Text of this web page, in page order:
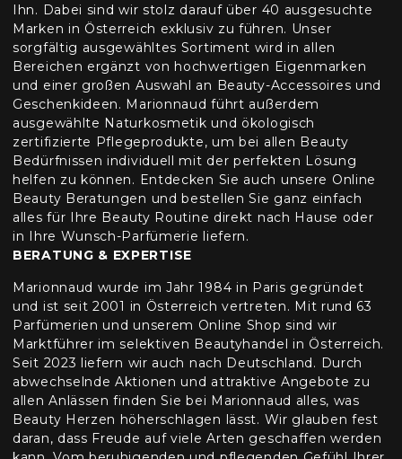
Ihn. Dabei sind wir stolz darauf über 40 ausgesuchte
Marken in Österreich exklusiv zu führen. Unser
sorgfältig ausgewähltes Sortiment wird in allen
Bereichen ergänzt von hochwertigen Eigenmarken
und einer großen Auswahl an Beauty-Accessoires und
Geschenkideen. Marionnaud führt außerdem
ausgewählte Naturkosmetik und ökologisch
zertifizierte Pflegeprodukte, um bei allen Beauty
Bedürfnissen individuell mit der perfekten Lösung
helfen zu können. Entdecken Sie auch unsere Online
Beauty Beratungen und bestellen Sie ganz einfach
alles für Ihre Beauty Routine direkt nach Hause oder
in Ihre Wunsch-Parfümerie liefern.
BERATUNG & EXPERTISE
Marionnaud wurde im Jahr 1984 in Paris gegründet
und ist seit 2001 in Österreich vertreten. Mit rund 63
Parfümerien und unserem Online Shop sind wir
Marktführer im selektiven Beautyhandel in Österreich.
Seit 2023 liefern wir auch nach Deutschland. Durch
abwechselnde Aktionen und attraktive Angebote zu
allen Anlässen finden Sie bei Marionnaud alles, was
Beauty Herzen höherschlagen lässt. Wir glauben fest
daran, dass Freude auf viele Arten geschaffen werden